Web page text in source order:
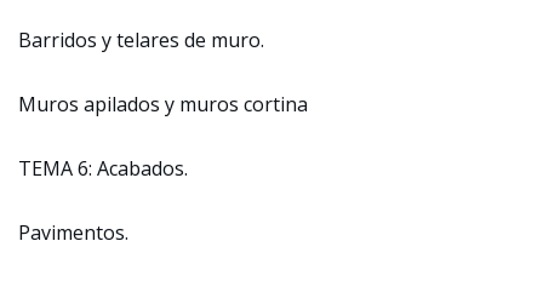
Barridos y telares de muro.
Muros apilados y muros cortina
TEMA 6: Acabados.
Pavimentos.